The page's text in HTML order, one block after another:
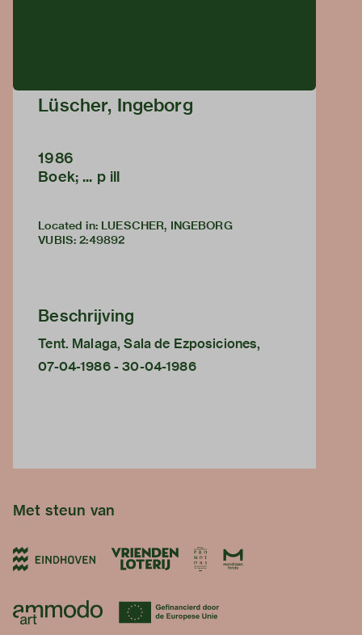
Lüscher, Ingeborg
1986
Boek; ... p ill
Located in: LUESCHER, INGEBORG
VUBIS: 2:49892
Beschrijving
Tent. Malaga, Sala de Ezposiciones,
07-04-1986 - 30-04-1986
Met steun van